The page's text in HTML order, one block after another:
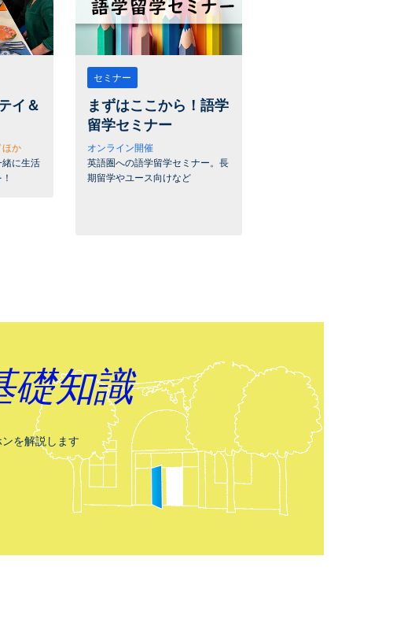
イ＆
ほか
に生活
セミナー
まずはここから！語学
留学セミナー
オンライン開催
英語圏への語学留学セミナー。長
期留学やユース向けなど
礎知識
を解説します